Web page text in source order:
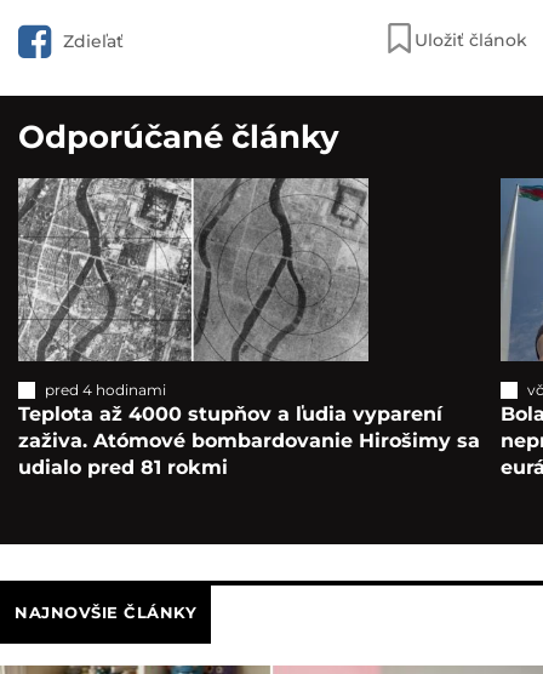
Zdieľať Uložiť článok
Odporúčané články
pred 4 hodinami
Teplota až 4000 stupňov a ľudia vyparení
zaživa. Atómové bombardovanie Hirošimy sa
udialo pred 81 rokmi
NAJNOVŠIE ČLÁNKY